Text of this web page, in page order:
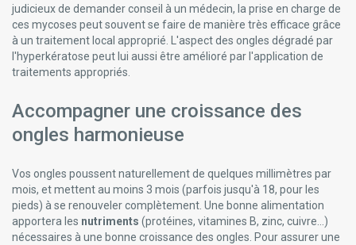
judicieux de demander conseil à un médecin, la prise en charge de
ces mycoses peut souvent se faire de manière très efficace grâce
à un traitement local approprié. L'aspect des ongles dégradé par
l'hyperkératose peut lui aussi être amélioré par l'application de
traitements appropriés.
Accompagner une croissance des
ongles harmonieuse
Vos ongles poussent naturellement de quelques millimètres par
mois, et mettent au moins 3 mois (parfois jusqu'à 18, pour les
pieds) à se renouveler complètement. Une bonne alimentation
apportera les nutriments (protéines, vitamines B, zinc, cuivre...)
nécessaires à une bonne croissance des ongles. Pour assurer une